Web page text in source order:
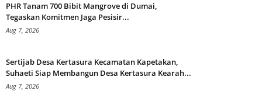
PHR Tanam 700 Bibit Mangrove di Dumai,
Tegaskan Komitmen Jaga Pesisir...
Aug 7, 2026
Sertijab Desa Kertasura Kecamatan Kapetakan,
Suhaeti Siap Membangun Desa Kertasura Kearah...
Aug 7, 2026